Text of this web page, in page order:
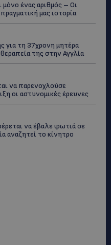
μόνο ένας αριθμός – Οι
μας ιστορία
για τη 37χρονη μητέρα
της στην Αγγλία
να παρενοχλούσε
οι αστυνομικές έρευνες
να έβαλε φωτιά σε
αναζητεί το κίνητρο